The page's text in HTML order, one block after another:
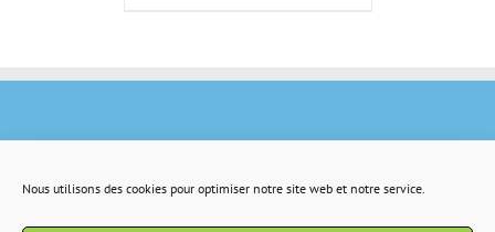
Nous utilisons des cookies pour optimiser notre site web et notre service.